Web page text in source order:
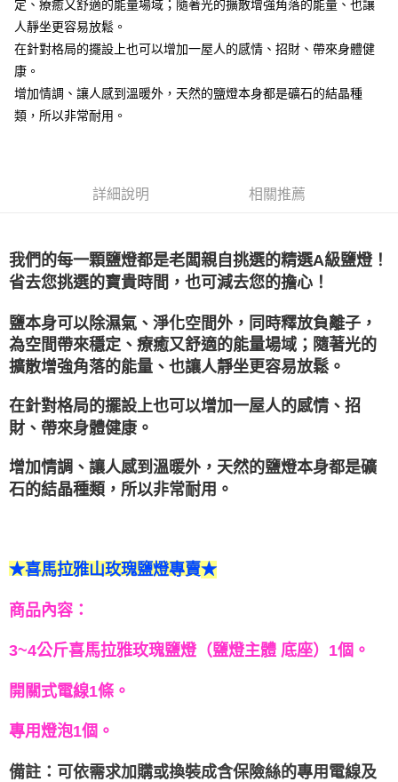
每筆NT$80，滿NT$3,000(含以上)免運費
7-11取貨付款
賣家宅配幫您送（台灣）
每筆NT$80，滿NT$3,000(含以上)免運費
免運費
定、療癒又舒適的能量場域；隨著光的擴散增強角落的能量、也讓
人靜坐更容易放鬆。
在針對格局的擺設上也可以增加一屋人的感情、招財、帶來身體健
康。
增加情調、讓人感到溫暖外，天然的鹽燈本身都是礦石的結晶種
類，所以非常耐用。
詳細說明 相關推薦
我們的每一顆鹽燈都是老闆親自挑選的精選A級鹽燈！
省去您挑選的寶貴時間，也可減去您的擔心！
鹽本身可以除濕氣、淨化空間外，同時釋放負離子，
為空間帶來穩定、療癒又舒適的能量場域；隨著光的
擴散增強角落的能量、也讓人靜坐更容易放鬆。
在針對格局的擺設上也可以增加一屋人的感情、招
財、帶來身體健康。
增加情調、讓人感到溫暖外，天然的鹽燈本身都是礦
石的結晶種類，所以非常耐用。
★喜馬拉雅山玫瑰鹽燈專賣★
商品內容：
3~4公斤喜馬拉雅玫瑰鹽燈（鹽燈主體 底座）1個。
開關式電線1條。
專用燈泡1個。
備註：可依需求加購或換裝成含保險絲的專用電線及